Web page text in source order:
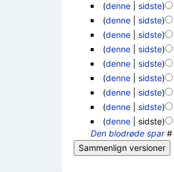
(denne| sidste)
(denne| sidste)
(denne| sidste)
(denne| sidste)
(denne| sidste)
(denne| sidste)
(denne| sidste)
(denne| sidste)
(denne| sidste)
Den blodrøde spar#